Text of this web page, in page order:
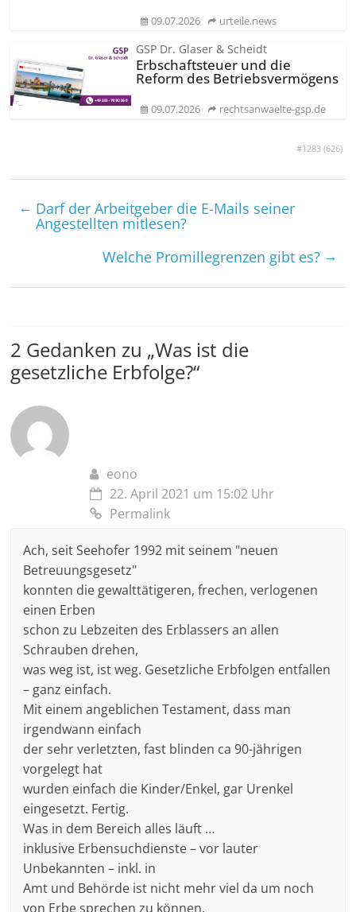
#1283 (626)
09.07.2026 urteile.news
GSP Dr. Glaser & Scheidt
Erbschaftsteuer und die
Reform des Betriebsvermögens
09.07.2026 rechtsanwaelte-gsp.de
← Darf der Arbeitgeber die E-Mails seiner
Angestellten mitlesen?
Welche Promille­grenzen gibt es? →
2 Gedanken zu „Was ist die
gesetzliche Erbfolge?“
eono
22. April 2021 um 15:02 Uhr
Permalink
Ach, seit Seehofer 1992 mit seinem "neuen
Betreuungsgesetz"
konnten die gewalttätigeren, frechen, verlogenen
einen Erben
schon zu Lebzeiten des Erblassers an allen
Schrauben drehen,
was weg ist, ist weg. Gesetzliche Erbfolgen entfallen
– ganz einfach.
Mit einem angeblichen Testament, dass man
irgendwann einfach
der sehr verletzten, fast blinden ca 90-jährigen
vorgelegt hat
wurden einfach die Kinder/Enkel, gar Urenkel
eingesetzt. Fertig.
Was in dem Bereich alles läuft …
inklusive Erbensuchdienste – vor lauter
Unbekannten – inkl. in
Amt und Behörde ist nicht mehr viel da um noch
von Erbe sprechen zu können.